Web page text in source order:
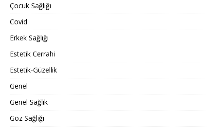
Çocuk Sağlığı
Covid
Erkek Sağlığı
Estetik Cerrahi
Estetik-Güzellik
Genel
Genel Sağlık
Göz Sağlığı